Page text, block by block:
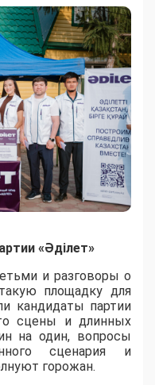
«Әділет»
и разговоры о
площадку для
кандидаты партии
сцены и длинных
на один, вопросы
сценария и
горожан.